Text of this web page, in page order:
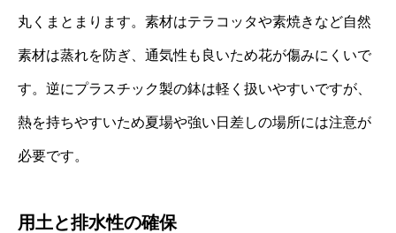
丸くまとまります。素材はテラコッタや素焼きなど自然
素材は蒸れを防ぎ、通気性も良いため花が傷みにくいで
す。逆にプラスチック製の鉢は軽く扱いやすいですが、
熱を持ちやすいため夏場や強い日差しの場所には注意が
必要です。
用土と排水性の確保